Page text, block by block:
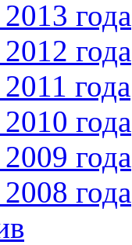
года
года
года
года
года
года